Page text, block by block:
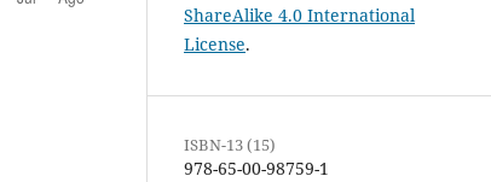
ShareAlike 4.0 International
License.
ISBN-13 (15)
978-65-00-98759-1